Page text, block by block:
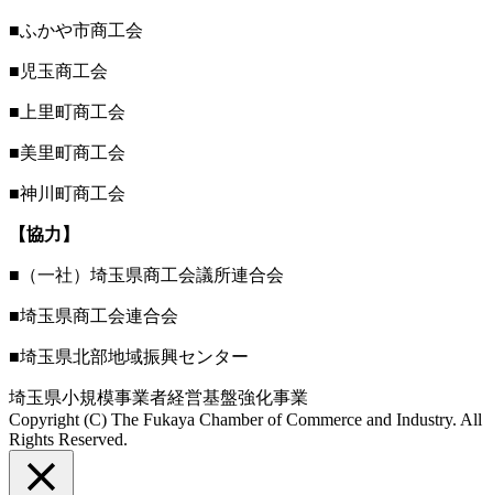
■ふかや市商工会
■児玉商工会
■上里町商工会
■美里町商工会
■神川町商工会
【協力】
■（一社）埼玉県商工会議所連合会
■埼玉県商工会連合会
■埼玉県北部地域振興センター
埼玉県小規模事業者経営基盤強化事業
Copyright (C) The Fukaya Chamber of Commerce and Industry. All
Rights Reserved.
Aileron Theme by